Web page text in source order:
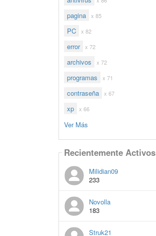
pagina x 85
PC x 82
error x 72
archivos x 72
programas x 71
contraseña x 67
xp x 66
Ver Más
Recientemente Activos
Milidian09
233
Novolla
183
Struk21